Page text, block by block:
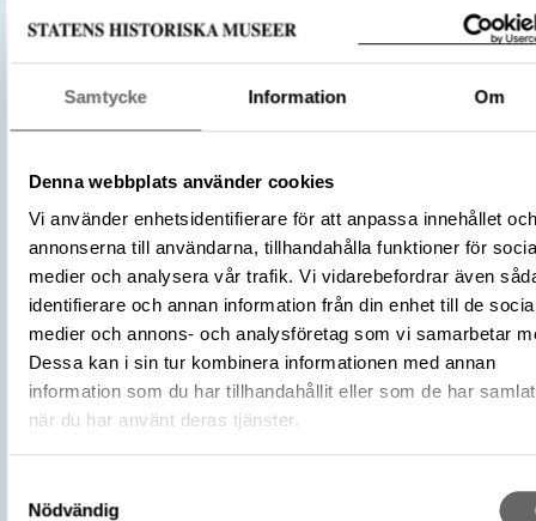
Samtycke Information Om
Denna webbplats använder cookies
Vi använder enhetsidentifierare för att anpassa innehållet och
annonserna till användarna, tillhandahålla funktioner för
medier och analysera vår trafik. Vi vidarebefordrar även
identifierare och annan information från din enhet till de
medier och annons- och analysföretag som vi samarbetar
Dessa kan i sin tur kombinera informationen med annan
information som du har tillhandahållit eller som de har
när du har använt deras tjänster.
Nödvändig
Kategori
Hantverk och redskap
Material
Trä
Antal fragment
6
800 – 1100
Tidsperiod
Vikingatid
Föremålsnummer
468071_HST
Andra nummer
Undernummer: Bj 710
Historisk plats
Birka, Adelsö socken
Förvärvsnummer 34000
Förvärvsdatum